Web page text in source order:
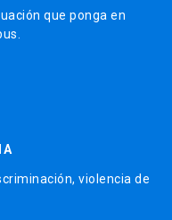
que ponga en
violencia de